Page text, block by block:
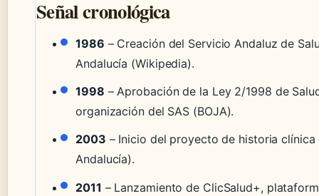
Señal cronológica
1986 – Creación del Servicio Andaluz de
Andalucía (Wikipedia).
1998 – Aprobación de la Ley 2/1998 de
organización del SAS (BOJA).
2003 – Inicio del proyecto de historia
Andalucía).
2011 – Lanzamiento de ClicSalud+,